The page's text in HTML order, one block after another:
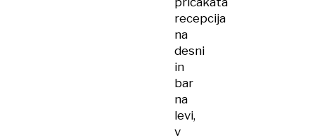
recepcija
na
desni
in
bar
na
levi,
v